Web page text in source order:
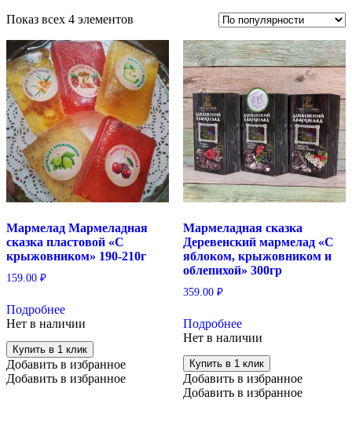
Показ всех 4 элементов
Мармелад Мармеладная
сказка пластовой «С
крыжовником» 190-210г
159.00 ₽
Подробнее
Нет в наличии
Купить в 1 клик
Добавить в избранное
Добавить в избранное
Мармеладная сказка
Деревенский мармелад «С
яблоком, крыжовником и
облепихой» 300гр
359.00 ₽
Подробнее
Нет в наличии
Купить в 1 клик
Добавить в избранное
Добавить в избранное